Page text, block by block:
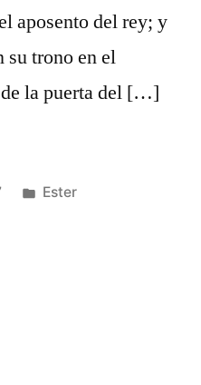
aposento del rey; y
su trono en el
la puerta del […]
Posted
Ester